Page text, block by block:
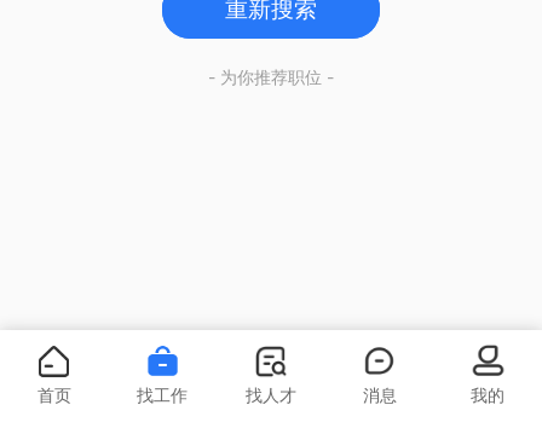
重新搜索
- 为你推荐职位 -
首页 找工作 找人才 消息 我的